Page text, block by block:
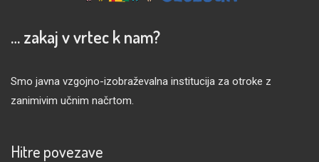
… zakaj v vrtec k nam?
Smo javna vzgojno-izobraževalna institucija za otroke z
zanimivim učnim načrtom.
Hitre povezave